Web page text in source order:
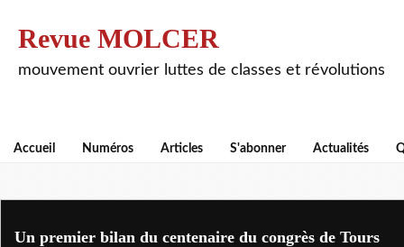
Revue MOLCER
mouvement ouvrier luttes de classes et révolutions
Accueil Numéros Articles S'abonner Actualités
Un premier bilan du centenaire du congrès de Tours